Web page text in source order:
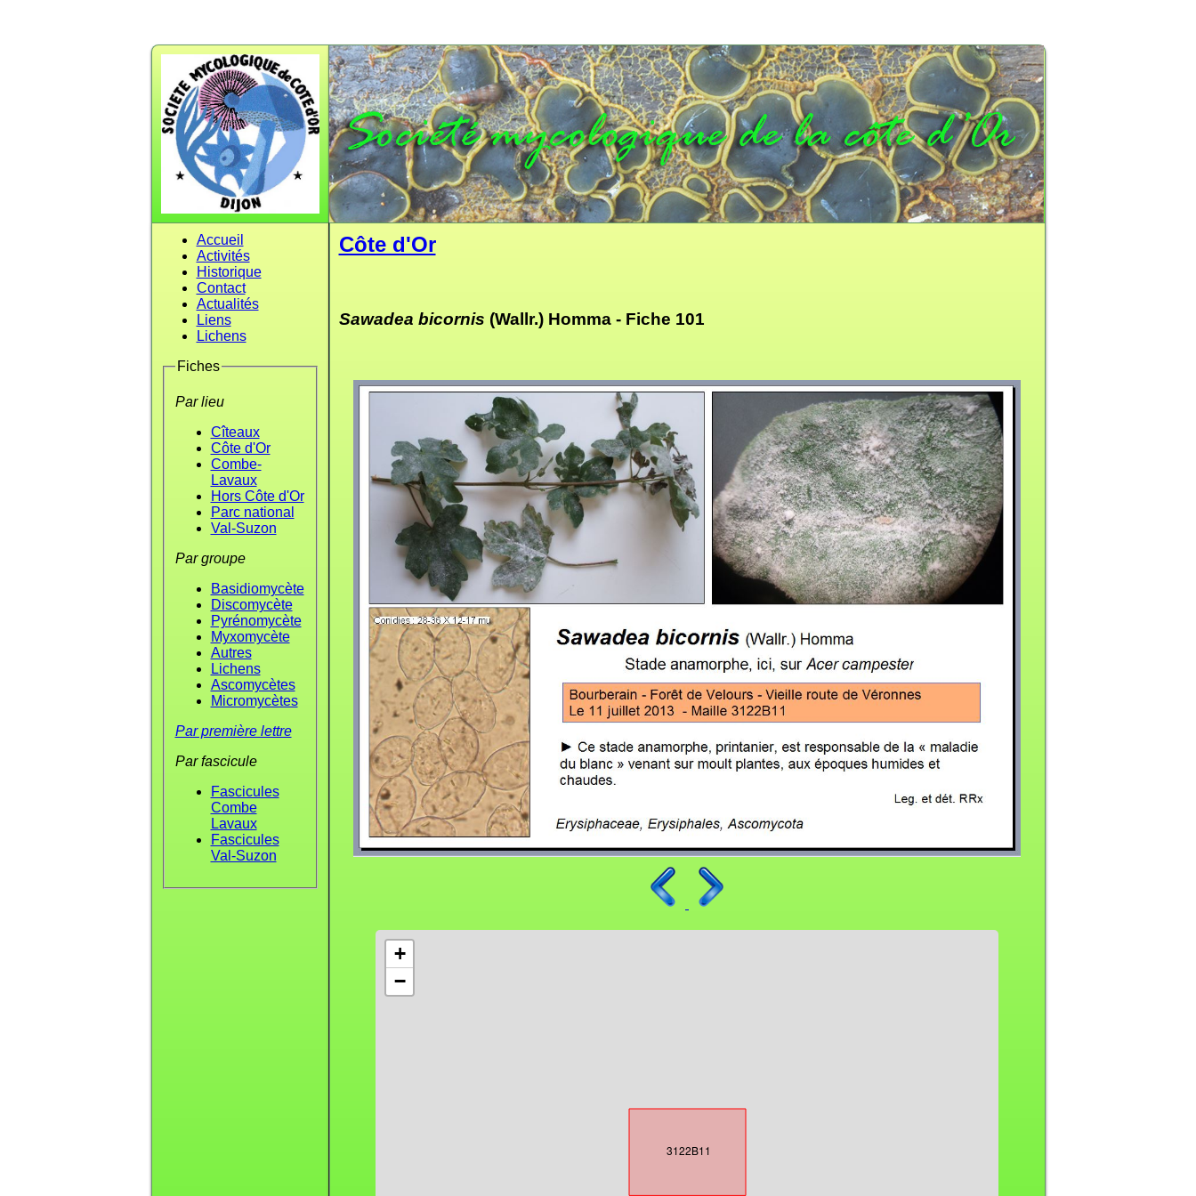
Accueil
Activités
Historique
Contact
Actualités
Liens
Lichens
Fiches
Par lieu
Cîteaux
Côte d'Or
Combe-
Lavaux
Hors Côte d'Or
Parc national
Val-Suzon
Par groupe
Basidiomycète
Discomycète
Pyrénomycète
Myxomycète
Autres
Lichens
Ascomycètes
Micromycètes
Par première lettre
Par fascicule
Fascicules
Combe
Lavaux
Fascicules
Val-Suzon
Côte d'Or
Sawadea bicornis (Wallr.) Homma - Fiche 101
3122B11
+
−